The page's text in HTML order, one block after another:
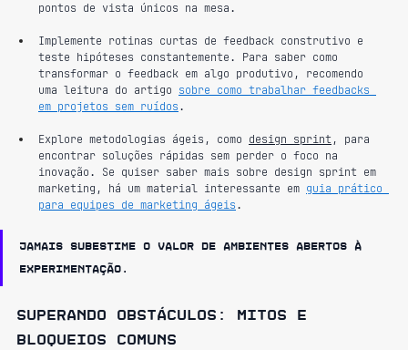
pontos de vista únicos na mesa.
Implemente rotinas curtas de feedback construtivo e
teste hipóteses constantemente. Para saber como
transformar o feedback em algo produtivo, recomendo
uma leitura do artigo sobre como trabalhar feedbacks
em projetos sem ruídos.
Explore metodologias ágeis, como design sprint, para
encontrar soluções rápidas sem perder o foco na
inovação. Se quiser saber mais sobre design sprint em
marketing, há um material interessante em guia prático
para equipes de marketing ágeis.
Jamais subestime o valor de ambientes abertos à
experimentação.
Superando obstáculos: mitos e
bloqueios comuns